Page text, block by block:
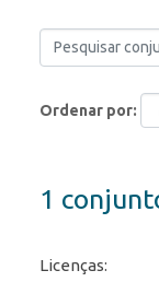
Ordenar por
1
Licenças: